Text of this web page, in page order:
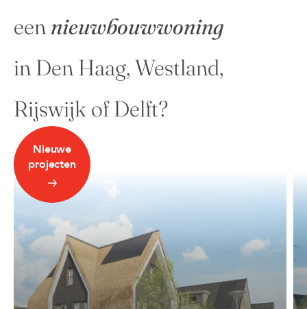
een nieuwbouwwoning
in Den Haag, Westland,
Rijswijk of Delft?
Nieuwe
projecten